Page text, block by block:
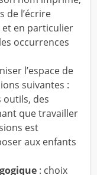
de l’écrire
et en particulier
occurrences
l’espace de
suivantes :
outils, des
que travailler
est
aux enfants
: choix